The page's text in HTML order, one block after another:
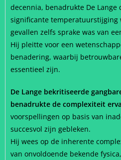
decennia, benadrukte De Lange
significante temperatuurstijging
gevallen zelfs sprake was van
Hij pleitte voor een
benadering, waarbij
essentieel zijn.
De Lange bekritiseerde
benadrukte de complexiteit
voorspellingen op basis van
succesvol zijn gebleken.
Hij wees op de inherente
van onvoldoende bekende